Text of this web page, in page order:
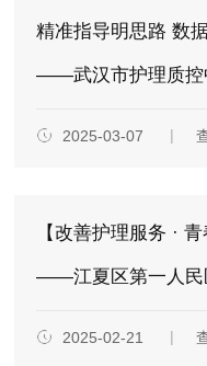
精准指导明思路 数
——武汉市护理质控中心专家组赴
2025-03-07
【改善护理服务 ·
——江夏区第一人民医院(协和江南医院)举办
2025-02-21